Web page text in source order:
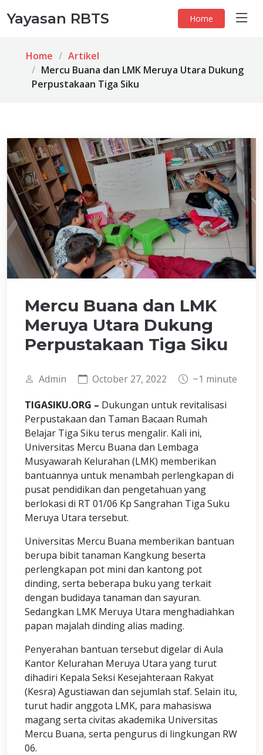
Yayasan RBTS Home
Home
Artikel
Mercu Buana dan LMK Meruya Utara Dukung
Perpustakaan Tiga Siku
Mercu Buana dan LMK
Meruya Utara Dukung
Perpustakaan Tiga Siku
Admin October 27, 2022
~1 minute
TIGASIKU.ORG – Dukungan untuk revitalisasi
Perpustakaan dan Taman Bacaan Rumah
Belajar Tiga Siku terus mengalir. Kali ini,
Universitas Mercu Buana dan Lembaga
Musyawarah Kelurahan (LMK) memberikan
bantuannya untuk menambah perlengkapan di
pusat pendidikan dan pengetahuan yang
berlokasi di RT 01/06 Kp Sangrahan Tiga Suku
Meruya Utara tersebut.
Universitas Mercu Buana memberikan bantuan
berupa bibit tanaman Kangkung beserta
perlengkapan pot mini dan kantong pot
dinding, serta beberapa buku yang terkait
dengan budidaya tanaman dan sayuran.
Sedangkan LMK Meruya Utara menghadiahkan
papan majalah dinding alias mading.
Penyerahan bantuan tersebut digelar di Aula
Kantor Kelurahan Meruya Utara yang turut
dihadiri Kepala Seksi Kesejahteraan Rakyat
(Kesra) Agustiawan dan sejumlah staf. Selain itu,
turut hadir anggota LMK, para mahasiswa
magang serta civitas akademika Universitas
Mercu Buana, serta pengurus di lingkungan RW
06.